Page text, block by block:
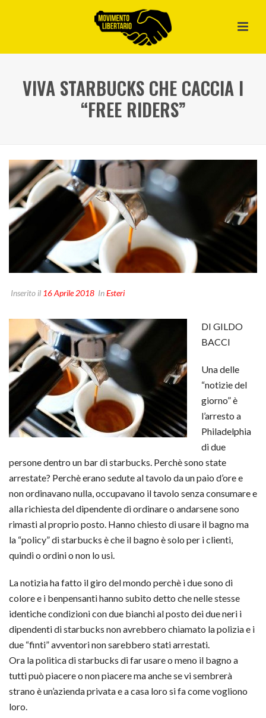
VIVA STARBUCKS CHE CACCIA I
“FREE RIDERS”
Inserito il 16 Aprile 2018 InEsteri
DI GILDO
BACCI
Una delle
“notizie del
giorno” è
l’arresto a
Philadelphia
di due
persone dentro un bar di starbucks. Perchè sono state
arrestate? Perchè erano sedute al tavolo da un paio d’ore e
non ordinavano nulla, occupavano il tavolo senza consumare e
alla richiesta del dipendente di ordinare o andarsene sono
rimasti al proprio posto. Hanno chiesto di usare il bagno ma
la “policy” di starbucks è che il bagno è solo per i clienti,
quindi o ordini o non lo usi.
La notizia ha fatto il giro del mondo perchè i due sono di
colore e i benpensanti hanno subito detto che nelle stesse
identiche condizioni con due bianchi al posto dei due neri i
dipendenti di starbucks non avrebbero chiamato la polizia e i
due “finti” avventori non sarebbero stati arrestati.
Ora la politica di starbucks di far usare o meno il bagno a
tutti può piacere o non piacere ma anche se vi sembrerà
strano è un’azienda privata e a casa loro si fa come vogliono
loro.